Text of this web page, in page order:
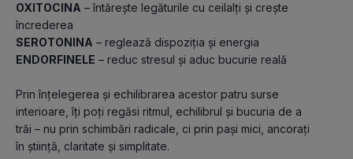
OXITOCINA – întărește legăturile cu ceilalți și crește
încrederea
SEROTONINA – reglează dispoziția și energia
ENDORFINELE – reduc stresul și aduc bucurie reală
Prin înțelegerea și echilibrarea acestor patru surse
interioare, îți poți regăsi ritmul, echilibrul și bucuria de a
trăi – nu prin schimbări radicale, ci prin pași mici, ancorați
în știință, claritate și simplitate.